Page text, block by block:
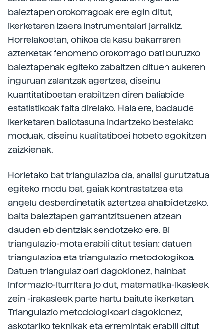
baieztapen orokorragoak ere egin ditut,
ikerketaren izaera instrumentalari jarraikiz.
Horrelakoetan, ohikoa da kasu bakarraren
azterketak fenomeno orokorrago bati buruzko
baieztapenak egiteko zabaltzen dituen aukeren
inguruan zalantzak agertzea, diseinu
kuantitatiboetan erabiltzen diren baliabide
estatistikoak falta direlako. Hala ere, badaude
ikerketaren baliotasuna indartzeko bestelako
moduak, diseinu kualitatiboei hobeto egokitzen
zaizkienak.
Horietako bat triangulazioa da, analisi gurutzatua
egiteko modu bat, gaiak kontrastatzea eta
angelu desberdinetatik aztertzea ahalbidetzeko,
baita baieztapen garrantzitsuenen atzean
dauden ebidentziak sendotzeko ere. Bi
triangulazio-mota erabili ditut tesian: datuen
triangulazioa eta triangulazio metodologikoa.
Datuen triangulazioari dagokionez, hainbat
informazio-iturritara jo dut, matematika-ikasleek
zein -irakasleek parte hartu baitute ikerketan.
Triangulazio metodologikoari dagokionez,
askotariko teknikak eta erremintak erabili ditut